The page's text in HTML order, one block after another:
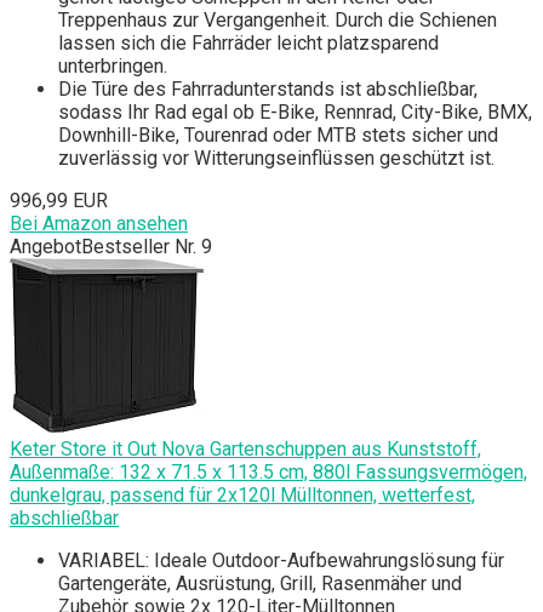
Treppenhaus zur Vergangenheit. Durch die Schienen
lassen sich die Fahrräder leicht platzsparend
unterbringen.
Die Türe des Fahrradunterstands ist abschließbar,
sodass Ihr Rad egal ob E-Bike, Rennrad, City-Bike, BMX,
Downhill-Bike, Tourenrad oder MTB stets sicher und
zuverlässig vor Witterungseinflüssen geschützt ist.
996,99 EUR
Bei Amazon ansehen
AngebotBestseller Nr. 9
Keter Store it Out Nova Gartenschuppen aus Kunststoff,
Außenmaße: 132 x 71.5 x 113.5 cm, 880l Fassungsvermögen,
dunkelgrau, passend für 2x120l Mülltonnen, wetterfest,
abschließbar
VARIABEL: Ideale Outdoor-Aufbewahrungslösung für
Gartengeräte, Ausrüstung, Grill, Rasenmäher und
Zubehör sowie 2x 120-Liter-Mülltonnen